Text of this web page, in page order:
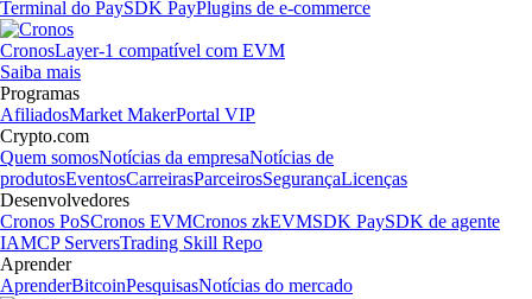
Terminal do PaySDK PayPlugins de e-commerce
CronosLayer-1 compatível com EVM
Saiba mais
Programas
AfiliadosMarket MakerPortal VIP
Crypto.com
Quem somosNotícias da empresaNotícias de
produtosEventosCarreirasParceirosSegurançaLicenças
Desenvolvedores
Cronos PoSCronos EVMCronos zkEVMSDK PaySDK de agente
IAMCP ServersTrading Skill Repo
Aprender
AprenderBitcoinPesquisasNotícias do mercado